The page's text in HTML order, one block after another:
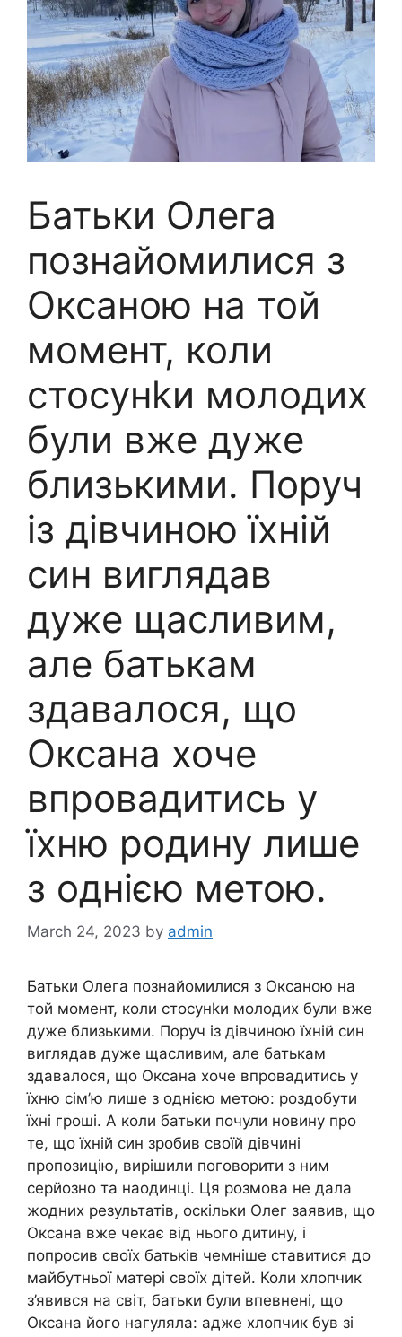
Батьки Олега
познайомилися з
Оксаною на той
момент, коли
стосунkи молодих
були вже дуже
близькими. Поруч
із дівчиною їхній
син виглядав
дуже щасливим,
але батькам
здавалося, що
Оксана хоче
впровадитись у
їхню родину лише
з однією метою.
March 24, 2023 by admin
Батьки Олега познайомилися з Оксаною на
той момент, коли стосунkи молодих були вже
дуже близькими. Поруч із дівчиною їхній син
виглядав дуже щасливим, але батькам
здавалося, що Оксана хоче впровадитись у
їхню сім’ю лише з однією метою: роздобути
їхні гроші. А коли батьки почули новину про
те, що їхній син зробив своїй дівчині
пропозицію, вирішили поговорити з ним
серйозно та наодинці. Ця розмова не дала
жодних результатів, оскільки Олег заявив, що
Оксана вже чекає від нього дитину, і
попросив своїх батьків чемніше ставитися до
майбутньої матері своїх дітей. Коли хлопчик
з’явився на світ, батьки були впевнені, що
Оксана його нагуляла: адже хлопчик був зі